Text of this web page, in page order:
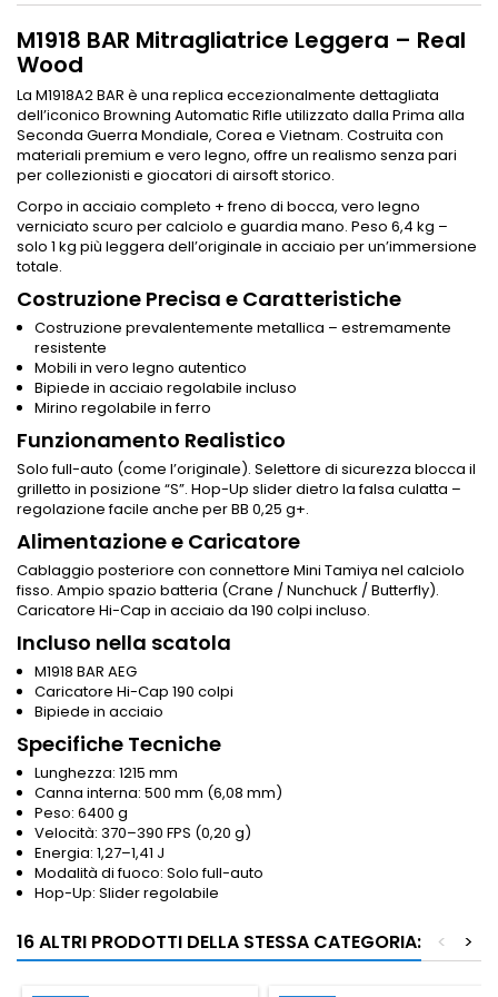
M1918 BAR Mitragliatrice Leggera – Real
Wood
La M1918A2 BAR è una replica eccezionalmente dettagliata
dell’iconico Browning Automatic Rifle utilizzato dalla Prima alla
Seconda Guerra Mondiale, Corea e Vietnam. Costruita con
materiali premium e vero legno, offre un realismo senza pari
per collezionisti e giocatori di airsoft storico.
Corpo in acciaio completo + freno di bocca, vero legno
verniciato scuro per calciolo e guardia mano. Peso 6,4 kg –
solo 1 kg più leggera dell’originale in acciaio per un’immersione
totale.
Costruzione Precisa e Caratteristiche
Costruzione prevalentemente metallica – estremamente
resistente
Mobili in vero legno autentico
Bipiede in acciaio regolabile incluso
Mirino regolabile in ferro
Funzionamento Realistico
Solo full-auto (come l’originale). Selettore di sicurezza blocca il
grilletto in posizione “S”. Hop-Up slider dietro la falsa culatta –
regolazione facile anche per BB 0,25 g+.
Alimentazione e Caricatore
Cablaggio posteriore con connettore Mini Tamiya nel calciolo
fisso. Ampio spazio batteria (Crane / Nunchuck / Butterfly).
Caricatore Hi-Cap in acciaio da 190 colpi incluso.
Incluso nella scatola
M1918 BAR AEG
Caricatore Hi-Cap 190 colpi
Bipiede in acciaio
Specifiche Tecniche
Lunghezza: 1215 mm
Canna interna: 500 mm (6,08 mm)
Peso: 6400 g
Velocità: 370–390 FPS (0,20 g)
Energia: 1,27–1,41 J
Modalità di fuoco: Solo full-auto
Hop-Up: Slider regolabile
16 ALTRI PRODOTTI DELLA STESSA CATEGORIA: >
<